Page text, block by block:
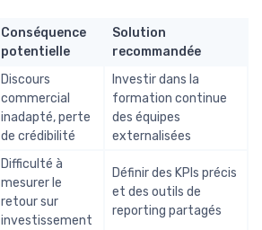
Conséquence
potentielle
Solution
recommandée
Discours
commercial
inadapté, perte
de crédibilité
Investir dans la
formation continue
des équipes
externalisées
Difficulté à
mesurer le
retour sur
investissement
Définir des KPIs précis
et des outils de
reporting partagés